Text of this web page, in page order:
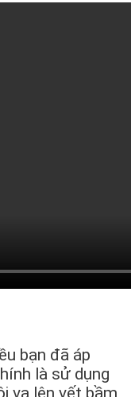
bạn đã áp
là sử dụng
vạ lên vết bầm